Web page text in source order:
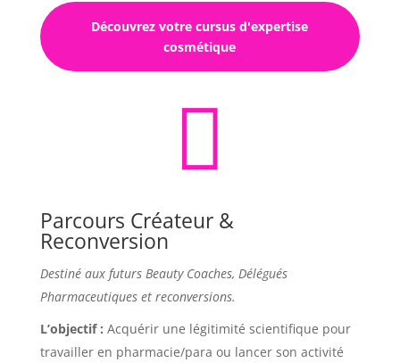
Découvrez votre cursus d'expertise
cosmétique

Parcours Créateur &
Reconversion
Destiné aux futurs Beauty Coaches, Délégués
Pharmaceutiques et reconversions.
L’objectif : Acquérir une légitimité scientifique pour
travailler en pharmacie/para ou lancer son activité